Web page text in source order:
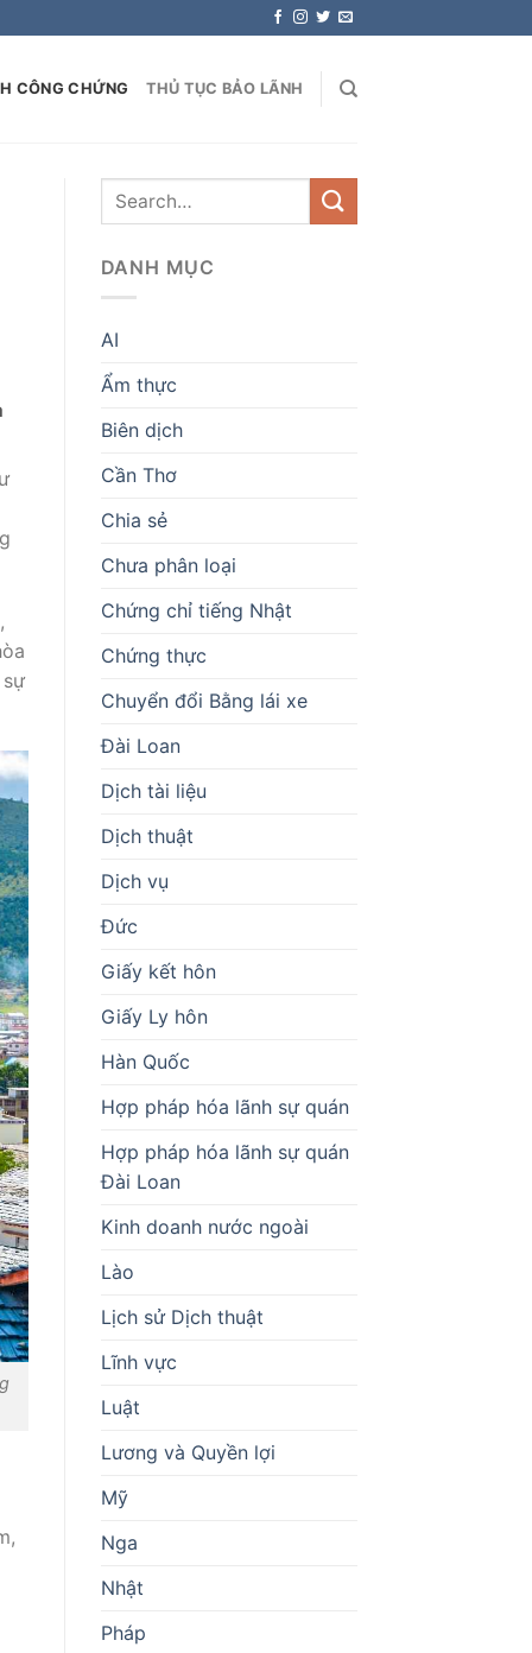
CÔNG CHỨNG THỦ TỤC BẢO LÃNH
DANH MỤC
AI
Ẩm thực
Biên dịch
Cần Thơ
Chia sẻ
Chưa phân loại
Chứng chỉ tiếng Nhật
Chứng thực
Chuyển đổi Bằng lái xe
Đài Loan
Dịch tài liệu
Dịch thuật
Dịch vụ
Đức
Giấy kết hôn
Giấy Ly hôn
Hàn Quốc
Hợp pháp hóa lãnh sự quán
Hợp pháp hóa lãnh sự quán
Đài Loan
Kinh doanh nước ngoài
Lào
Lịch sử Dịch thuật
Lĩnh vực
Luật
Lương và Quyền lợi
Mỹ
Nga
Nhật
Pháp